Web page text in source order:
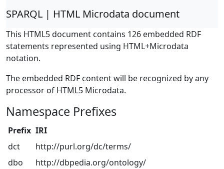
SPARQL | HTML Microdata document
This HTML5 document contains 126 embedded RDF
statements represented using HTML+Microdata
notation.
The embedded RDF content will be recognized by any
processor of HTML5 Microdata.
Namespace Prefixes
Prefix IRI
dct
http://purl.org/dc/terms/
dbo
http://dbpedia.org/ontology/